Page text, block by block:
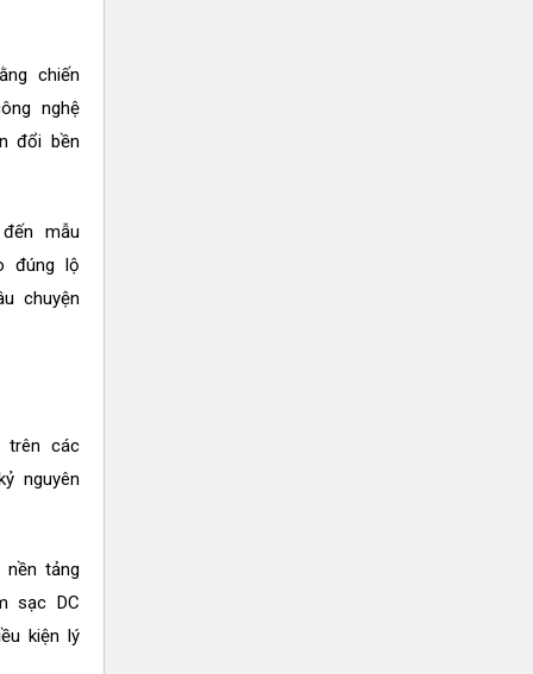
chiến
nghệ
đổi bền
mẫu
đúng lộ
chuyện
trên các
nguyên
tảng
sạc DC
kiện lý